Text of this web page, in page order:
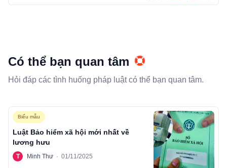
Có thể bạn quan tâm
Hỏi đáp các tình huống pháp luật có thể bạn quan tâm.
Biểu mẫu
Luật Bảo hiểm xã hội mới nhất về
lương hưu
T Minh Thư · 01/11/2025